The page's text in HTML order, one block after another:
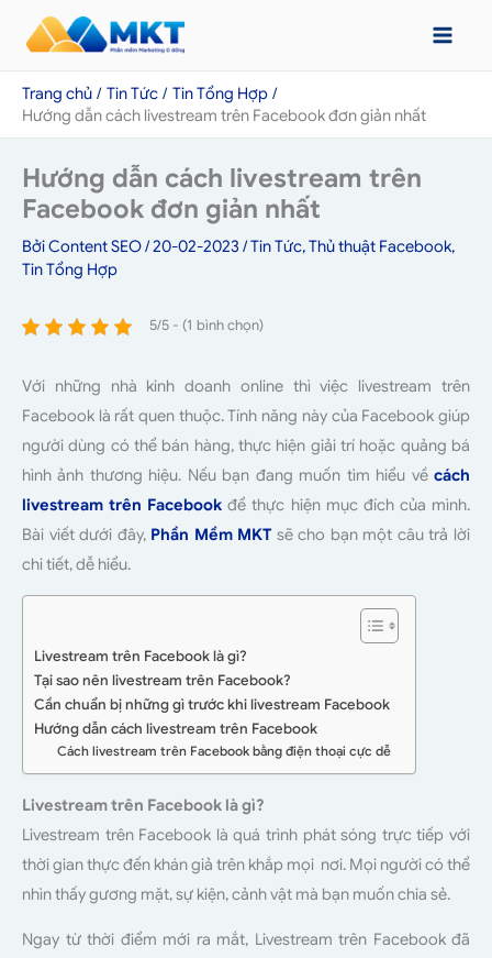
dungTrang chủ Tin Tức
Tin Tổng Hợp
Hướng dẫn cách livestream trên Facebook đơn giản nhất
Hướng dẫn cách livestream trên
Facebook đơn giản nhất
BởiContent SEO/20-02-2023 /Tin Tức,Thủ thuật Facebook,
Tin Tổng Hợp
5/5 - (1 bình chọn)
Với những nhà kinh doanh online thì việc livestream trên
Facebook là rất quen thuộc. Tính năng này của Facebook giúp
người dùng có thể bán hàng, thực hiện giải trí hoặc quảng bá
hình ảnh thương hiệu. Nếu bạn đang muốn tìm hiểu về cách
livestream trên Facebook để thực hiện mục đích của mình.
Bài viết dưới đây, Phần Mềm MKT sẽ cho bạn một câu trả lời
chi tiết, dễ hiểu.
Livestream trên Facebook là gì?
Tại sao nên livestream trên Facebook?
Cần chuẩn bị những gì trước khi livestream Facebook
Hướng dẫn cách livestream trên Facebook
Cách livestream trên Facebook bằng điện thoại cực dễ
Livestream trên Facebook là gì?
Livestream trên Facebook là quá trình phát sóng trực tiếp với
thời gian thực đến khán giả trên khắp mọi nơi. Mọi người có thể
nhìn thấy gương mặt, sự kiện, cảnh vật mà bạn muốn chia sẻ.
Ngay từ thời điểm mới ra mắt, Livestream trên Facebook đã